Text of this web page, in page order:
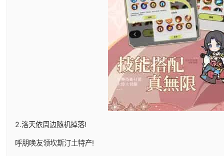
2.洛天依周边随机掉落!
呼朋唤友领坎斯汀土特产!